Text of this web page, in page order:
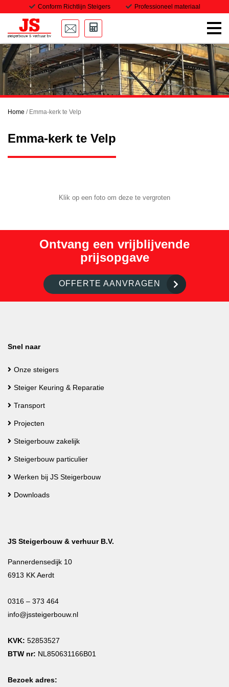
Home
Onze steigers
Transport
Conform Richtlijn Steigers Professioneel materiaal
Home / Emma-kerk te Velp
Emma-kerk te Velp
Klik op een foto om deze te vergroten
Ontvang een vrijblijvende
prijsopgave
OFFERTE AANVRAGEN
Snel naar
Onze steigers
Steiger Keuring & Reparatie
Transport
Projecten
Steigerbouw zakelijk
Steigerbouw particulier
Werken bij JS Steigerbouw
Downloads
JS Steigerbouw & verhuur B.V.
Pannerdensedijk 10
6913 KK Aerdt
0316 – 373 464
info@jssteigerbouw.nl
KVK: 52853527
BTW nr: NL850631166B01
Bezoek adres: